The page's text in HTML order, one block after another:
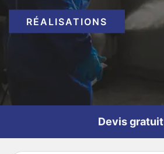
RÉALISATIONS
Devis gratuit